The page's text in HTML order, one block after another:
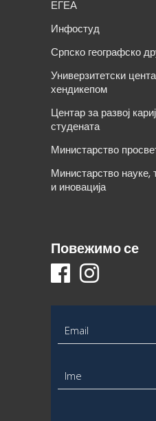
ЕГЕА
Инфостуд
Српско географско
Универзитетски
хендикепом
Центар за развој
студената
Министарство
Министарство науке,
и иновација
Повежимо се